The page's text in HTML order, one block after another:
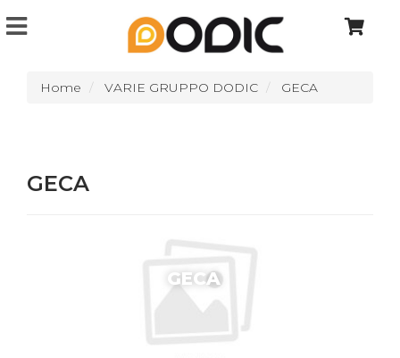
Home VARIE GRUPPO DODIC GECA
GECA
GECA